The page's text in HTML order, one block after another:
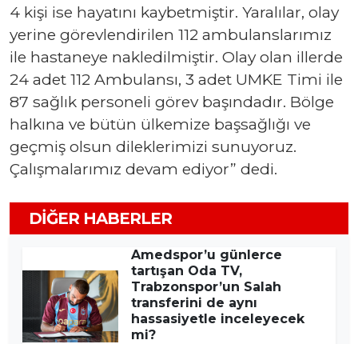
4 kişi ise hayatını kaybetmiştir. Yaralılar, olay
yerine görevlendirilen 112 ambulanslarımız
ile hastaneye nakledilmiştir. Olay olan illerde
24 adet 112 Ambulansı, 3 adet UMKE Timi ile
87 sağlık personeli görev başındadır. Bölge
halkına ve bütün ülkemize başsağlığı ve
geçmiş olsun dileklerimizi sunuyoruz.
Çalışmalarımız devam ediyor” dedi.
DIĞER HABERLER
Amedspor’u günlerce
tartışan Oda TV,
Trabzonspor’un Salah
transferini de aynı
hassasiyetle inceleyecek
mi?